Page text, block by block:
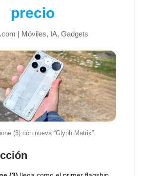
precio
| Móviles, IA, Gadgets
(3) con nueva “Glyph Matrix”.